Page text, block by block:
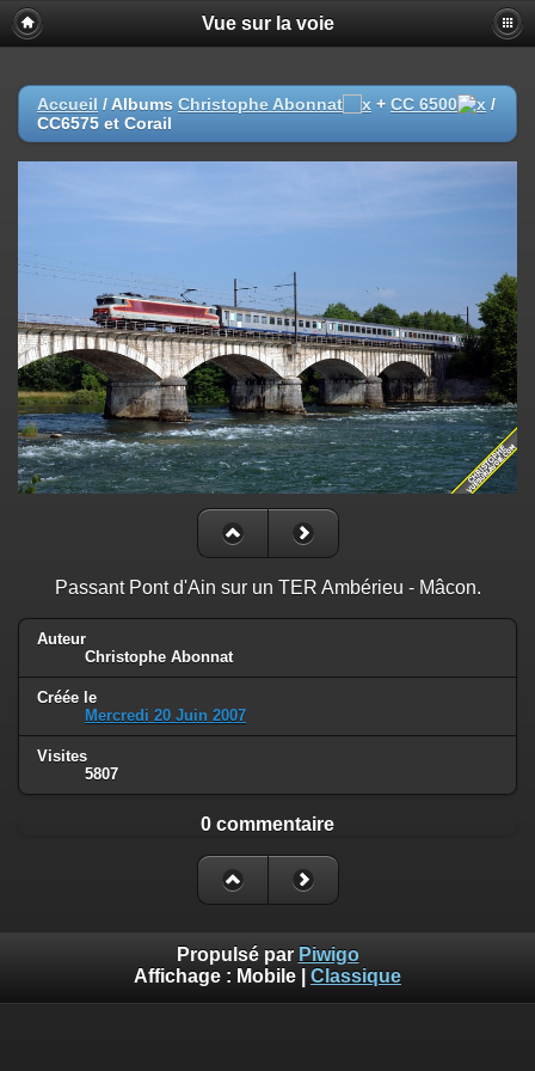
Vue sur la voie
Accueil / Albums Christophe Abonnat + CC 6500
/
CC6575 et Corail
Passant Pont d'Ain sur un TER Ambérieu - Mâcon.
Auteur
Christophe Abonnat
Créée le
Mercredi 20 Juin 2007
Visites
5807
0 commentaire
Propulsé par Piwigo
Affichage : Mobile Classique